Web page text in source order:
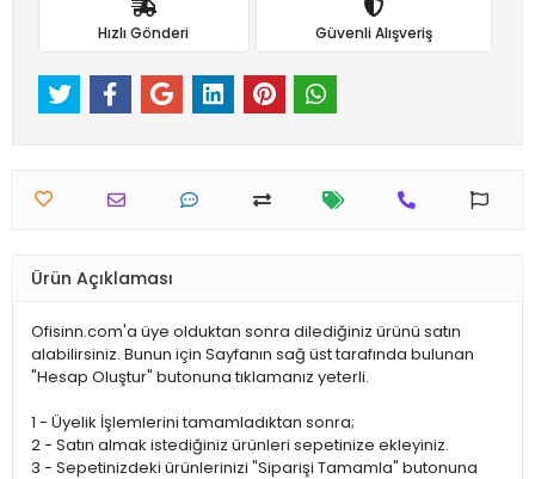
Hızlı Gönderi Güvenli Alışveriş
Ürün Açıklaması
Ofisinn.com'a üye olduktan sonra dilediğiniz ürünü satın
alabilirsiniz. Bunun için Sayfanın sağ üst tarafında bulunan
"Hesap Oluştur" butonuna tıklamanız yeterli.
1 - Üyelik İşlemlerini tamamladıktan sonra;
2 - Satın almak istediğiniz ürünleri sepetinize ekleyiniz.
3 - Sepetinizdeki ürünlerinizi "Siparişi Tamamla" butonuna